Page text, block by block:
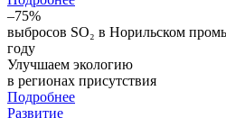
–75%
выбросов SO₂ в Норильском
году
Улучшаем экологию
в регионах присутствия
Подробнее
Развитие